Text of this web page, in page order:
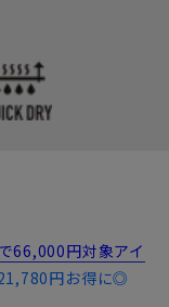
66,000円対象アイ
21,780円お得に◎